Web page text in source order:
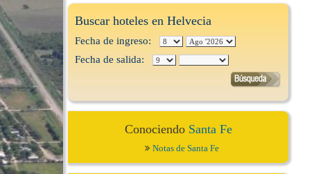
Buscar hoteles en Helvecia
Fecha de ingreso:
Fecha de salida:
Conociendo Santa Fe
Notas de Santa Fe